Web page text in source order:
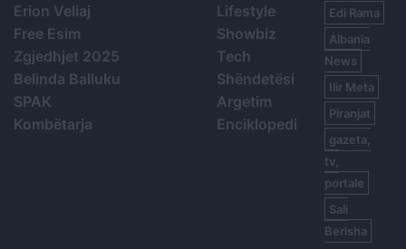
Erion Veliaj
Free Esim
Zgjedhjet 2025
Belinda Balluku
SPAK
Kombëtarja
Lifestyle
Showbiz
Tech
Shëndetësi
Argetim
Enciklopedi
Edi Rama
Albania
News
Ilir Meta
Piranjat
gazeta,
tv,
portale
Sali
Berisha